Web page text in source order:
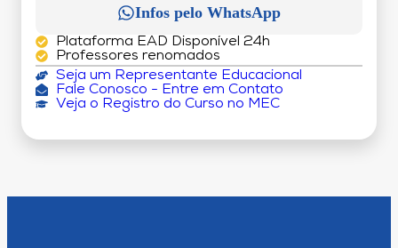
Infos pelo WhatsApp
Plataforma EAD Disponível 24h
Professores renomados
Seja um Representante Educacional
Fale Conosco - Entre em Contato
Veja o Registro do Curso no MEC